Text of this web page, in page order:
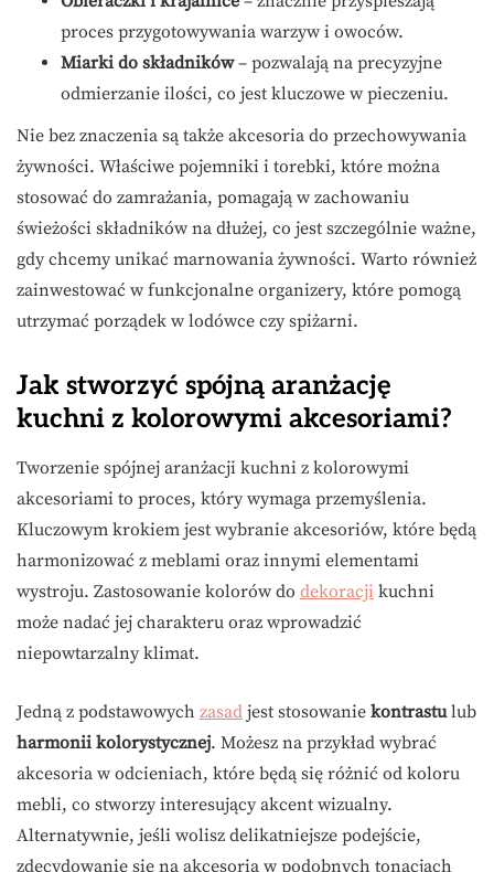
proces przygotowywania warzyw i owoców.
Miarki do składników– pozwalają na precyzyjne
odmierzanie ilości, co jest kluczowe w pieczeniu.
Nie bez znaczenia są także akcesoria do przechowywania
żywności. Właściwe pojemniki i torebki, które można
stosować do zamrażania, pomagają w zachowaniu
świeżości składników na dłużej, co jest szczególnie ważne,
gdy chcemy unikać marnowania żywności. Warto również
zainwestować w funkcjonalne organizery, które pomogą
utrzymać porządek w lodówce czy spiżarni.
Jak stworzyć spójną aranżację
kuchni z kolorowymi akcesoriami?
Tworzenie spójnej aranżacji kuchni z kolorowymi
akcesoriami to proces, który wymaga przemyślenia.
Kluczowym krokiem jest wybranie akcesoriów, które będą
harmonizować z meblami oraz innymi elementami
wystroju. Zastosowanie kolorów do dekoracji kuchni
może nadać jej charakteru oraz wprowadzić
niepowtarzalny klimat.
Jedną z podstawowych zasad jest stosowanie kontrastulub
harmonii kolorystycznej. Możesz na przykład wybrać
akcesoria w odcieniach, które będą się różnić od koloru
mebli, co stworzy interesujący akcent wizualny.
Alternatywnie, jeśli wolisz delikatniejsze podejście,
zdecydowanie się na akcesoria w podobnych tonacjach